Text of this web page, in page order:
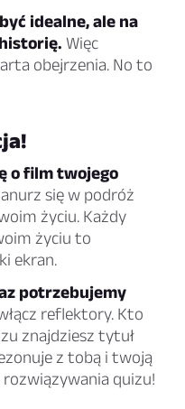
idealne, ale na
Więc
obejrzenia. No to
o film twojego
się w podróż
życiu. Każdy
życiu to
ekran.
potrzebujemy
reflektory. Kto
znajdziesz tytuł
z tobą i twoją
rozwiązywania quizu!